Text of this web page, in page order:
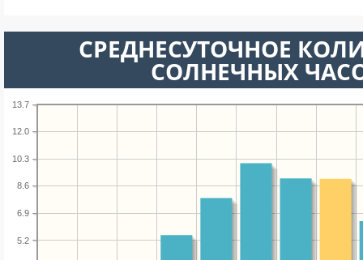
СРЕДНЕСУТОЧНОЕ
СОЛНЕЧНЫХ
5.2
6.9
8.6
10.3
12.0
13.7